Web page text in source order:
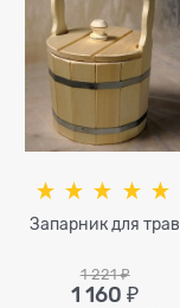
Запарник для трав
1 221 ₽
1 160 ₽